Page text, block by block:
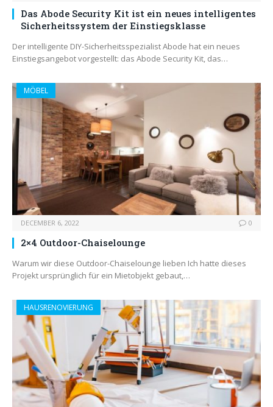
Das Abode Security Kit ist ein neues intelligentes
Sicherheitssystem der Einstiegsklasse
Der intelligente DIY-Sicherheitsspezialist Abode hat ein neues
Einstiegsangebot vorgestellt: das Abode Security Kit, das…
MÖBEL
DECEMBER 6, 2022 0
2×4 Outdoor-Chaiselounge
Warum wir diese Outdoor-Chaiselounge lieben Ich hatte dieses
Projekt ursprünglich für ein Mietobjekt gebaut,…
HAUSRENOVIERUNG